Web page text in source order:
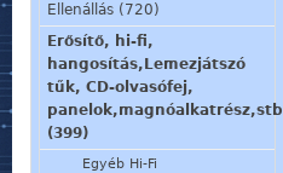
Ellenállás (720)
Erősítő, hi-fi,
hangosítás,Lemezjátszó
tűk, CD-olvasófej,
panelok,magnóalkatrész,stb.
(399)
Egyéb Hi-Fi